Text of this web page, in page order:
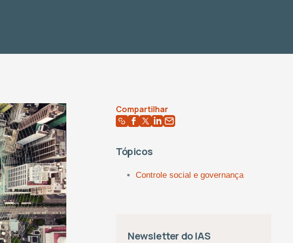
Compartilhar
Tópicos
Controle social e governança
Newsletter do IAS